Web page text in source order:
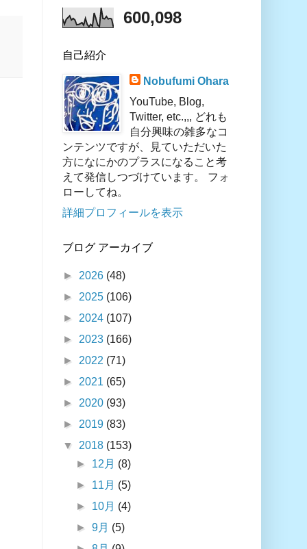
600,098
自己紹介
Nobufumi Ohara
YouTube, Blog,
Twitter, etc.,,, どれも
自分興味の雑多なコ
ンテンツですが、見ていただいた
方になにかのプラスになること考
えて発信しつづけています。 フォ
ローしてね。
詳細プロフィールを表示
ブログ アーカイブ
► 2026 (48)
► 2025 (106)
► 2024 (107)
► 2023 (166)
► 2022 (71)
► 2021 (65)
► 2020 (93)
► 2019 (83)
▼ 2018 (153)
► 12月 (8)
► 11月 (5)
► 10月 (4)
►9月 (5)